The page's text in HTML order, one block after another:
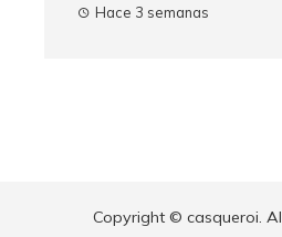
Hace 3 semanas
Copyright © casqueroi.